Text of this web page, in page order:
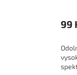
99